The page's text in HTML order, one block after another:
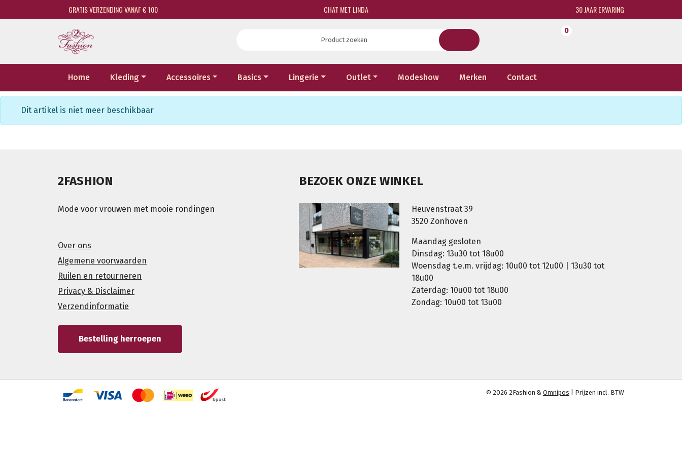
GRATIS VERZENDING VANAF € 100 CHAT MET LINDA 30 JAAR ERVARING
0
Home Kleding Accessoires Basics Lingerie Outlet Modeshow Merken Contact
Dit artikel is niet meer beschikbaar
2FASHION
Mode voor vrouwen met mooie rondingen
Over ons
Algemene voorwaarden
Ruilen en retourneren
Privacy & Disclaimer
Verzendinformatie
Bestelling herroepen
BEZOEK ONZE WINKEL
Heuvenstraat 39
3520 Zonhoven
Maandag gesloten
Dinsdag: 13u30 tot 18u00
Woensdag t.e.m. vrijdag: 10u00 tot 12u00 | 13u30 tot
18u00
Zaterdag: 10u00 tot 18u00
Zondag: 10u00 tot 13u00
© 2026 2Fashion & Omnipos | Prijzen incl. BTW